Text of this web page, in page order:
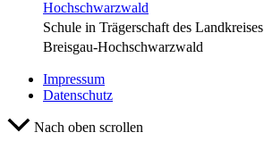
Schule in Trägerschaft des Landkreises
Breisgau-Hochschwarzwald
Impressum
Datenschutz
Nach oben scrollen